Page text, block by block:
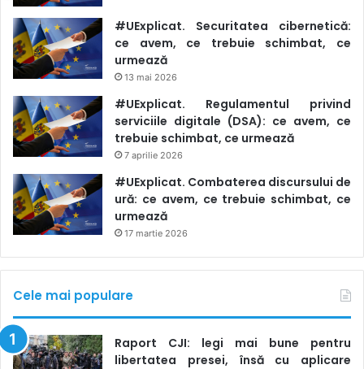
#UExplicat. Securitatea cibernetică:
ce avem, ce trebuie schimbat, ce
urmează
13 mai 2026
#UExplicat. Regulamentul privind
serviciile digitale (DSA): ce avem, ce
trebuie schimbat, ce urmează
7 aprilie 2026
#UExplicat. Combaterea discursului de
ură: ce avem, ce trebuie schimbat, ce
urmează
17 martie 2026
Cele mai populare
Raport CJI: legi mai bune pentru
libertatea presei, însă cu aplicare